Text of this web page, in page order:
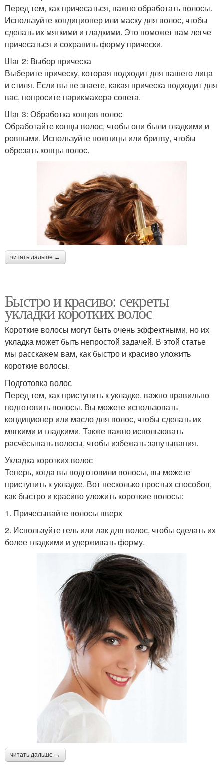
Перед тем, как причесаться, важно обработать волосы.
Используйте кондиционер или маску для волос, чтобы
сделать их мягкими и гладкими. Это поможет вам легче
причесаться и сохранить форму прически.
Шаг 2: Выбор прическа
Выберите прическу, которая подходит для вашего лица
и стиля. Если вы не знаете, какая прическа подходит для
вас, попросите парикмахера совета.
Шаг 3: Обработка концов волос
Обработайте концы волос, чтобы они были гладкими и
ровными. Используйте ножницы или бритву, чтобы
обрезать концы волос.
читать дальше →
Быстро и красиво: секреты
укладки коротких волос
Короткие волосы могут быть очень эффектными, но их
укладка может быть непростой задачей. В этой статье
мы расскажем вам, как быстро и красиво уложить
короткие волосы.
Подготовка волос
Перед тем, как приступить к укладке, важно правильно
подготовить волосы. Вы можете использовать
кондиционер или масло для волос, чтобы сделать их
мягкими и гладкими. Также важно использовать
расчёсывать волосы, чтобы избежать запутывания.
Укладка коротких волос
Теперь, когда вы подготовили волосы, вы можете
приступить к укладке. Вот несколько простых способов,
как быстро и красиво уложить короткие волосы:
1. Причесывайте волосы вверх
2. Используйте гель или лак для волос, чтобы сделать их
более гладкими и удерживать форму.
читать дальше →